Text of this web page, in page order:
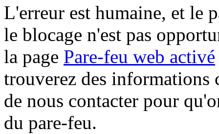
L'erreur est humaine, et le
le blocage n'est pas
la page Pare-feu web activé
trouverez des informations
de nous contacter pour
du pare-feu.